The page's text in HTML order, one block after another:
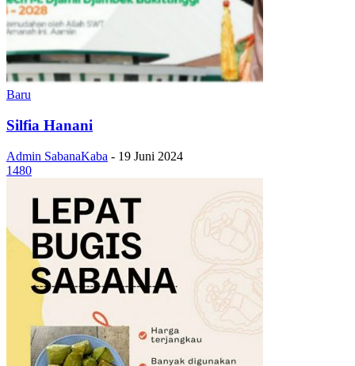
Baru
Silfia Hanani
Admin SabanaKaba - 19 Juni 2024
1480